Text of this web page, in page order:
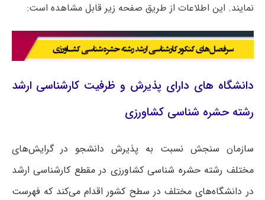
نمایند. این اطلاعات از طریق صفحه زیر قابل مشاهده است:
دانشگاه های دارای پذیرش و ظرفیت کارشناسی ارشد
رشته حشره شناسی کشاورزی
سازمان سنجش نسبت به پذیرش دانشجو در گرایش‌های
مختلف رشته حشره شناسی کشاورزی در مقطع کارشناسی ارشد
در دانشگاه‌های مختلف در سطح کشور اقدام می‌کند که فهرست